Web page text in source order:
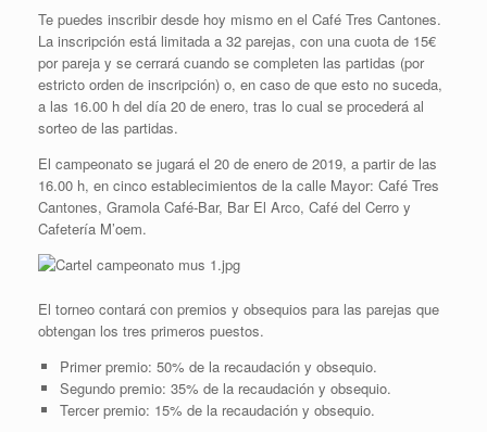
Te puedes inscribir desde hoy mismo en el Café Tres Cantones.
La inscripción está limitada a 32 parejas, con una cuota de 15€
por pareja y se cerrará cuando se completen las partidas (por
estricto orden de inscripción) o, en caso de que esto no suceda,
a las 16.00 h del día 20 de enero, tras lo cual se procederá al
sorteo de las partidas.
El campeonato se jugará el 20 de enero de 2019, a partir de las
16.00 h, en cinco establecimientos de la calle Mayor: Café Tres
Cantones, Gramola Café-Bar, Bar El Arco, Café del Cerro y
Cafetería M’oem.
El torneo contará con premios y obsequios para las parejas que
obtengan los tres primeros puestos.
Primer premio: 50% de la recaudación y obsequio.
Segundo premio: 35% de la recaudación y obsequio.
Tercer premio: 15% de la recaudación y obsequio.